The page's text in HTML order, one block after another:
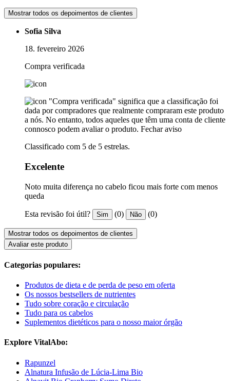
Mostrar todos os depoimentos de clientes
Sofia Silva
18. fevereiro 2026
Compra verificada
"Compra verificada" significa que a classificação foi
dada por compradores que realmente compraram este produto
a nós. No entanto, todos aqueles que têm uma conta de cliente
connosco podem avaliar o produto. Fechar aviso
Classificado com 5 de 5 estrelas.
Excelente
Noto muita diferença no cabelo ficou mais forte com menos
queda
Esta revisão foi útil? Sim (0) Não (0)
Mostrar todos os depoimentos de clientes
Avaliar este produto
Categorias populares:
Produtos de dieta e de perda de peso em oferta
Os nossos bestsellers de nutrientes
Tudo sobre coração e circulação
Tudo para os cabelos
Suplementos dietéticos para o nosso maior órgão
Explore VitalAbo:
Rapunzel
Alnatura Infusão de Lúcia-Lima Bio